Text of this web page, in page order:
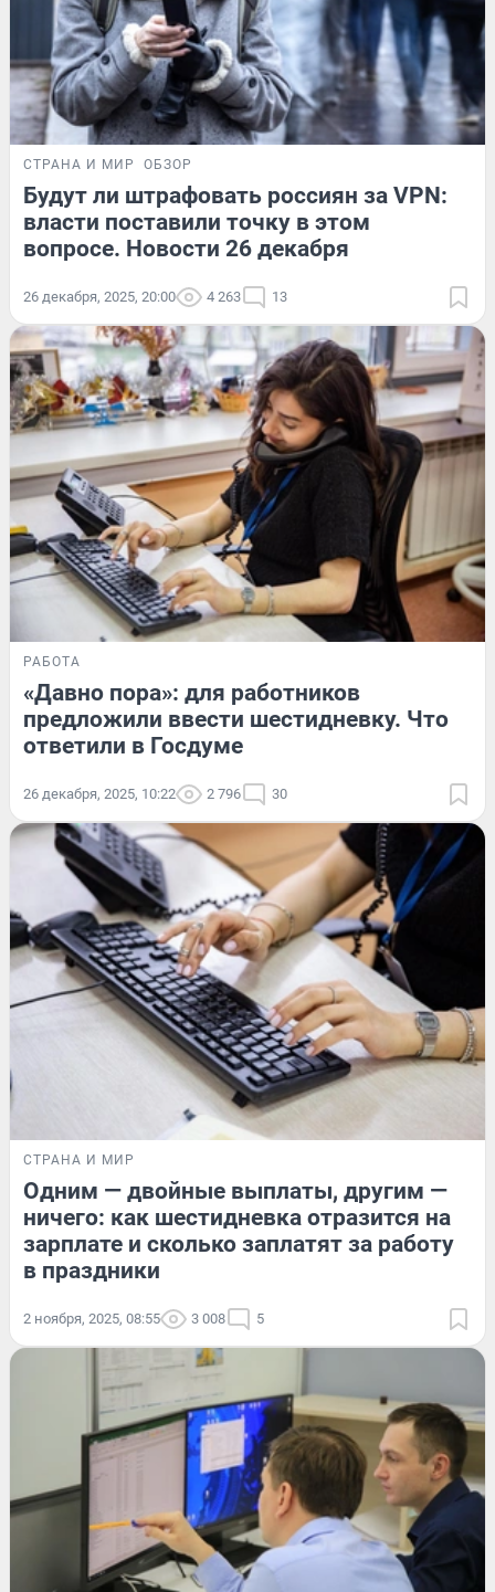
СТРАНА И МИР ОБЗОР
Будут ли штрафовать россиян за VPN:
власти поставили точку в этом
вопросе. Новости 26 декабря
26 декабря, 2025, 20:00 4 263 13
РАБОТА
«Давно пора»: для работников
предложили ввести шестидневку. Что
ответили в Госдуме
26 декабря, 2025, 10:22 2 796 30
СТРАНА И МИР
Одним — двойные выплаты, другим —
ничего: как шестидневка отразится на
зарплате и сколько заплатят за работу
в праздники
2 ноября, 2025, 08:55 3 008 5